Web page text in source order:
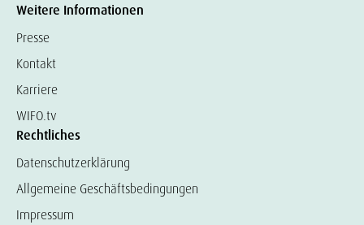
Weitere Informationen
Presse
Kontakt
Karriere
WIFO.tv
Rechtliches
Datenschutzerklärung
Allgemeine Geschäftsbedingungen
Impressum